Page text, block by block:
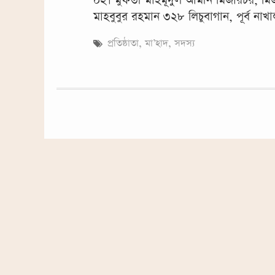
মাহবুবুর রহমান ৩২৮ লিচুবাগান, পূর্ব
প্রতিষ্ঠাতা,মা’হাদ,সদস্য